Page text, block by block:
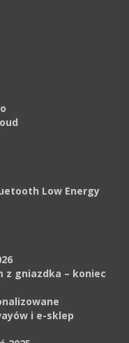
Low Energy
z gniazdka – koniec
i e-sklep